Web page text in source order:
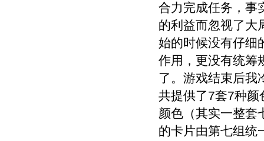
合力完成任务，事
的利益而忽视了大
始的时候没有仔细
作用，更没有统筹
了。游戏结束后我
共提供了7套7种
颜色（其实一整套
的卡片由第七组统